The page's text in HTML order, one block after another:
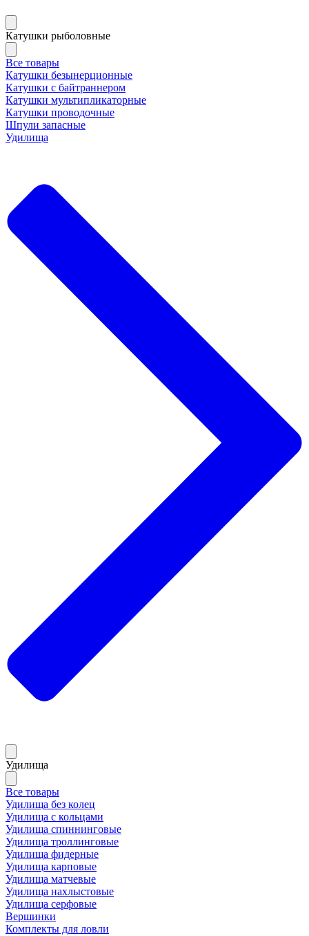
Катушки рыболовные
Все товары
Катушки безынерционные
Катушки с байтраннером
Катушки мультипликаторные
Катушки проводочные
Шпули запасные
Удилища
Удилища
Все товары
Удилища без колец
Удилища с кольцами
Удилища спиннинговые
Удилища троллинговые
Удилища фидерные
Удилища карповые
Удилища матчевые
Удилища нахлыстовые
Удилища серфовые
Вершинки
Комплекты для ловли